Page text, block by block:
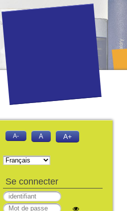
A- A A+
Se connecter